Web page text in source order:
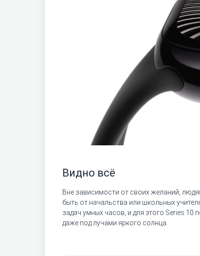
Видно всё
Вне зависимости от своих желаний,
быть от начальства или школьных
задач умных часов, и для этого Series
даже под лучами яркого солнца.